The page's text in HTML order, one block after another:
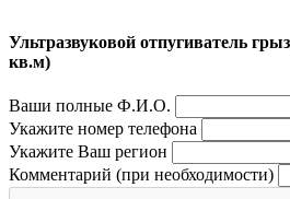
Ультразвуковой отпугиватель
кв.м)
Ваши полные Ф.И.О.
Укажите номер телефона
Укажите Ваш регион
Комментарий (при необходимости)